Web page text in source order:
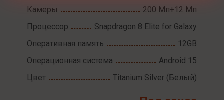
Камеры
200 Мп+12 Мп
Процессор
Snapdragon 8 Elite for Galaxy
Оперативная память
12GB
Операционная система
Android 15
Цвет
Titanium Silver (Белый)